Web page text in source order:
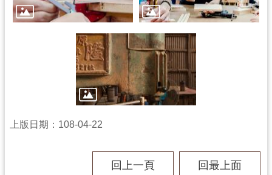
息
公
出
上版日期：108-04-22
回上一頁 回最上面